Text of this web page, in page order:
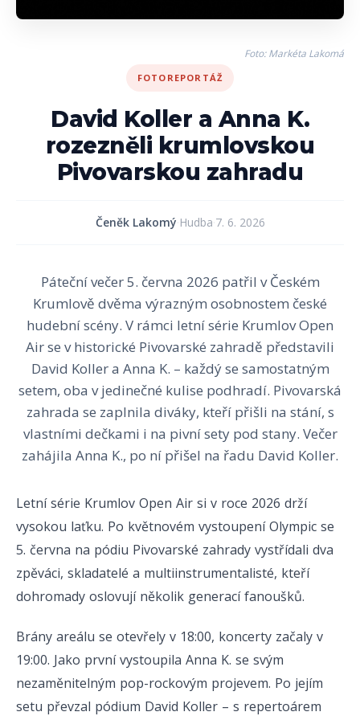
Foto: Markéta Lakomá
FOTOREPORTÁŽ
David Koller a Anna K.
rozezněli krumlovskou
Pivovarskou zahradu
Čeněk Lakomý Hudba 7. 6. 2026
Páteční večer 5. června 2026 patřil v Českém
Krumlově dvěma výrazným osobnostem české
hudební scény. V rámci letní série Krumlov Open
Air se v historické Pivovarské zahradě představili
David Koller a Anna K. – každý se samostatným
setem, oba v jedinečné kulise podhradí. Pivovarská
zahrada se zaplnila diváky, kteří přišli na stání, s
vlastními dečkami i na pivní sety pod stany. Večer
zahájila Anna K., po ní přišel na řadu David Koller.
Letní série Krumlov Open Air si v roce 2026 drží
vysokou laťku. Po květnovém vystoupení Olympic se
5. června na pódiu Pivovarské zahrady vystřídali dva
zpěváci, skladatelé a multiinstrumentalisté, kteří
dohromady oslovují několik generací fanoušků.
Brány areálu se otevřely v 18:00, koncerty začaly v
19:00. Jako první vystoupila Anna K. se svým
nezaměnitelným pop-rockovým projevem. Po jejím
setu převzal pódium David Koller – s repertoárem